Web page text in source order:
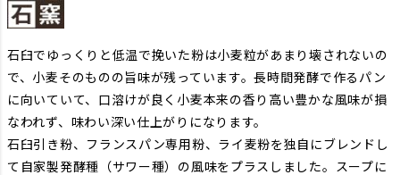
石臼でゆっくりと低温で挽いた粉は小麦粒があまり壊されないの
で、小麦そのものの旨味が残っています。長時間発酵で作るパン
に向いていて、口溶けが良く小麦本来の香り高い豊かな風味が損
なわれず、味わい深い仕上がりになります。
石臼引き粉、フランスパン専用粉、ライ麦粉を独自にブレンドし
て自家製発酵種（サワー種）の風味をプラスしました。スープに